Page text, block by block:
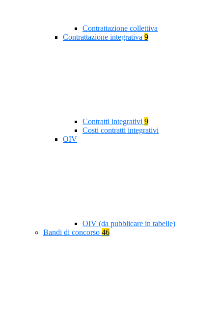
Contrattazione collettiva
Contrattazione integrativa 9
Contratti integrativi 9
Costi contratti integrativi
OIV
OIV (da pubblicare in tabelle)
Bandi di concorso 46